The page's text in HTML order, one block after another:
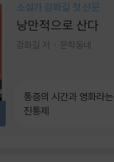
소설가 강화길 첫 산문
낭만적으로 산다
강화길 저 문학동네
통증의 시간과 영화라는
진통제